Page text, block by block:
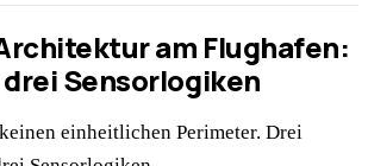
am Flughafen:
Sensorlogiken
einheitlichen Perimeter. Drei